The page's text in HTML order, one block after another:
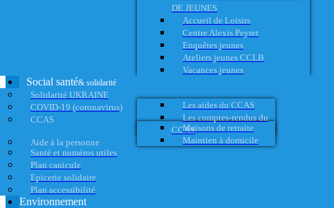
DE JEUNES
Accueil de Loisirs
Centre Alexis Peyret
Enquêtes jeunes
Ateliers jeunes CCLB
Vacances jeunes
Social santé& solidarité
Solidarité UKRAINE
COVID-19 (coronavirus)
CCAS
Les aides du CCAS
Les comptes-rendus du
CCAS
Aide à la personne
Maisons de retraite
Maintien à domicile
Santé et numéros utiles
Plan canicule
Epicerie solidaire
Plan accessibilité
Environnement